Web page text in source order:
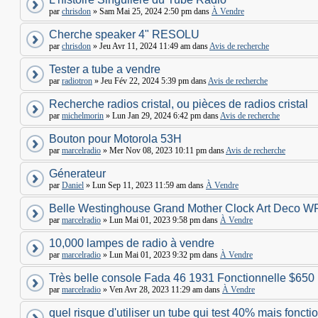
par chrisdon » Sam Mai 25, 2024 2:50 pm dans À Vendre
Cherche speaker 4" RESOLU
par chrisdon » Jeu Avr 11, 2024 11:49 am dansAvis de recherche
Tester a tube a vendre
par radiotron » Jeu Fév 22, 2024 5:39 pm dansAvis de recherche
Recherche radios cristal, ou pièces de radios cristal
par michelmorin » Lun Jan 29, 2024 6:42 pm dansAvis de recherche
Bouton pour Motorola 53H
par marcelradio » Mer Nov 08, 2023 10:11 pm dansAvis de recherche
Génerateur
par Daniel » Lun Sep 11, 2023 11:59 am dans À Vendre
Belle Westinghouse Grand Mother Clock Art Deco
par marcelradio » Lun Mai 01, 2023 9:58 pm dans À Vendre
10,000 lampes de radio à vendre
par marcelradio » Lun Mai 01, 2023 9:32 pm dans À Vendre
Très belle console Fada 46 1931 Fonctionnelle $650
par marcelradio » Ven Avr 28, 2023 11:29 am dans À Vendre
quel risque d'utiliser un tube qui test 40% mais